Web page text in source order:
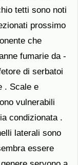
tetti sono noti
prossimo
che
fumarie da -
di serbatoi
. Scale e
vulnerabili
condizionata .
laterali sono
essere